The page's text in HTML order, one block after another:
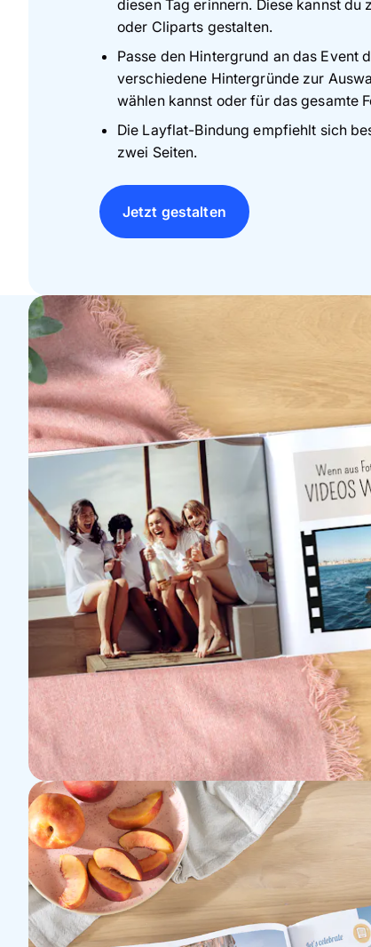
diesen Tag erinnern. Diese kannst du
oder Cliparts gestalten.
Passe den Hintergrund an das Event
verschiedene Hintergründe zur
wählen kannst oder für das gesamte
Die Layflat-Bindung empfiehlt sich
zwei Seiten.
Jetzt gestalten